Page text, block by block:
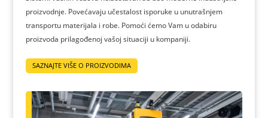
proizvodnje. Povećavaju učestalost isporuke u unutrašnjem
transportu materijala i robe. Pomoći ćemo Vam u odabiru
proizvoda prilagođenoj vašoj situaciji u kompaniji.
SAZNAJTE VIŠE O PROIZVODIMA